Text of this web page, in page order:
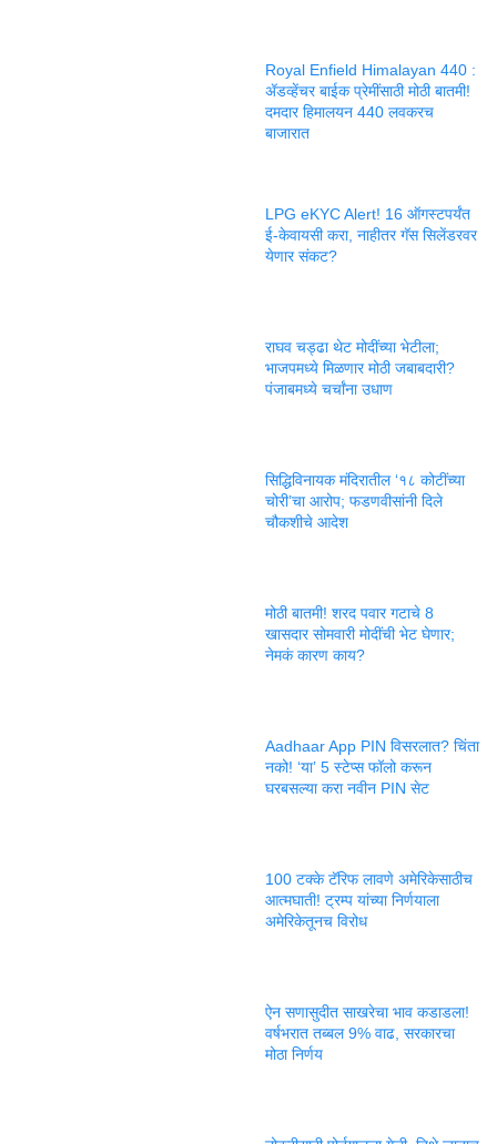
Royal Enfield Himalayan 440 :
ॲडव्हेंचर बाईक प्रेमींसाठी मोठी बातमी!
दमदार हिमालयन 440 लवकरच
बाजारात
LPG eKYC Alert! 16 ऑगस्टपर्यंत
ई-केवायसी करा, नाहीतर गॅस सिलेंडरवर
येणार संकट?
राघव चड्ढा थेट मोदींच्या भेटीला;
भाजपमध्ये मिळणार मोठी जबाबदारी?
पंजाबमध्ये चर्चांना उधाण
सिद्धिविनायक मंदिरातील ‘१८ कोटींच्या
चोरी’चा आरोप; फडणवीसांनी दिले
चौकशीचे आदेश
मोठी बातमी! शरद पवार गटाचे 8
खासदार सोमवारी मोदींची भेट घेणार;
नेमकं कारण काय?
Aadhaar App PIN विसरलात? चिंता
नको! ‘या’ 5 स्टेप्स फॉलो करून
घरबसल्या करा नवीन PIN सेट
100 टक्के टॅरिफ लावणे अमेरिकेसाठीच
आत्मघाती! ट्रम्प यांच्या निर्णयाला
अमेरिकेतूनच विरोध
ऐन सणासुदीत साखरेचा भाव कडाडला!
वर्षभरात तब्बल 9% वाढ, सरकारचा
मोठा निर्णय